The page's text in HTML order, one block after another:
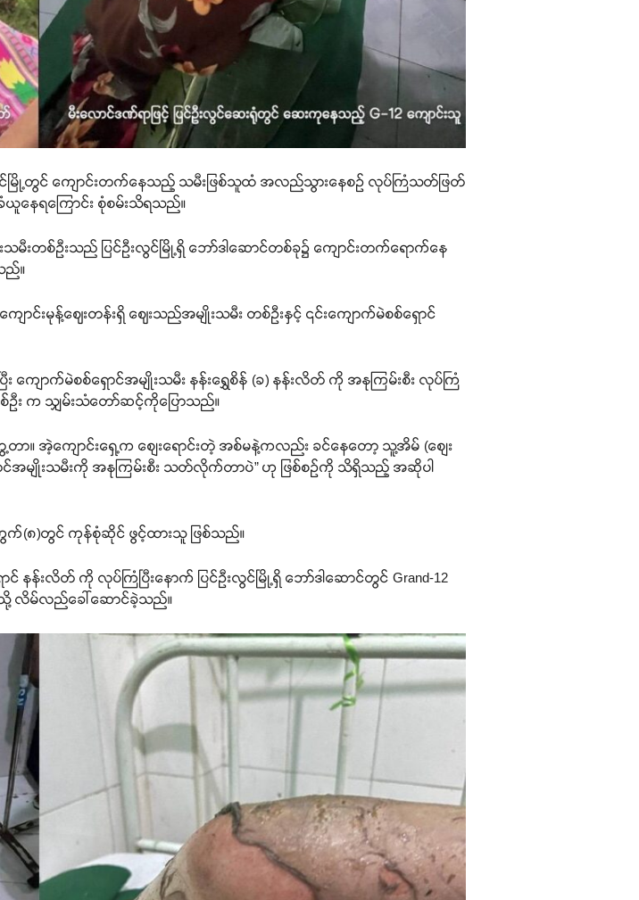
လွင်မြို့တွင် ကျောင်းတက်နေသည့် သမီးဖြစ်သူထံ အလည်သွားနေစဉ် လုပ်ကြံသတ်ဖြတ်
ယူနေရကြောင်း စုံစမ်းသိရသည်။
းတစ်ဉီးသည် ပြင်ဦးလွင်မြို့ရှိ ဘော်ဒါဆောင်တစ်ခု၌ ကျောင်းတက်ရောက်နေ
ည်။
င်းမုန့်ဈေးတန်းရှိ ဈေးသည်အမျိုးသမီး တစ်ဦးနှင့် ၎င်းကျောက်မဲစစ်ရှောင်
ကျောက်မဲစစ်ရှောင်အမျိုးသမီး နန်းရွှေစိန် (ခ) နန်းလိတ် ကို အနုကြမ်းစီး လုပ်ကြံ
ဉီး က သျှမ်းသံတော်ဆင့်ကိုပြောသည်။
အဲ့ကျောင်းရှေ့က စျေးရောင်းတဲ့ အစ်မနဲ့ကလည်း ခင်နေတော့ သူ့အိမ် (စျေး
င်အမျိုးသမီးကို အနုကြမ်းစီး သတ်လိုက်တာပဲ” ဟု ဖြစ်စဉ်ကို သိရှိသည့် အဆိုပါ
(၈)တွင် ကုန်စုံဆိုင် ဖွင့်ထားသူ ဖြစ်သည်။
းလိတ် ကို လုပ်ကြံပြီးနောက် ပြင်ဉီးလွင်မြို့ရှိ ဘော်ဒါဆောင်တွင် Grand-12
လိမ်လည်ခေါ်ဆောင်ခဲ့သည်။